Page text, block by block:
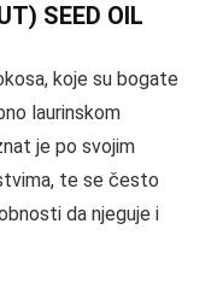
SEED OIL
koje su bogate
laurinskom
je po svojim
te se često
da njeguje i